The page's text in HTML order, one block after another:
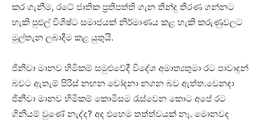
කර ගැනීම, රටේ ජාතික ප්‍රතිපත්ති ගැන තීන්දු තීරණ ගන්නට
හැකි පුළුල් විශිෂ්ට සමාජයක් නිර්මාණය කළ හැකි කරුණුවලට
මුල්තැන ලබාදීම කළ යුතුයි.
ජිනීවා මානව හිමිකම් සමුළුවේදී විදේශ අමාත්‍යතුමා රට පාවාදුන්
බවට ඇතැම් පිරිස් නඟන චෝදනා නගන බව ඇත්ත.වෙනදා
ජිනීවා මානව හිමිකම් කොමිසම රැස්වෙන කොට අපේ රට
ගිනියම් වුණේ නැද්ද? අද එහෙම තත්ත්වයක් නෑ. මොනවද